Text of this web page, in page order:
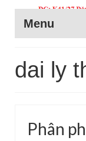
Menu
dai ly
Phân